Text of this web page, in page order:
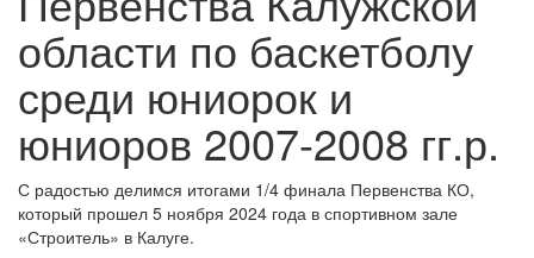
области по баскетболу
среди юниорок и
юниоров 2007-2008 гг.р.
С радостью делимся итогами 1/4 финала Первенства КО,
который прошел 5 ноября 2024 года в спортивном зале
«Строитель» в Калуге.